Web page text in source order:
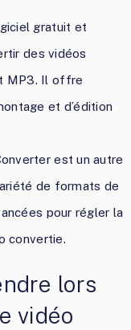
gratuit et
des vidéos
MP3. Il offre
et d’édition
est un autre
de formats de
pour régler la
convertie.
lors
vidéo